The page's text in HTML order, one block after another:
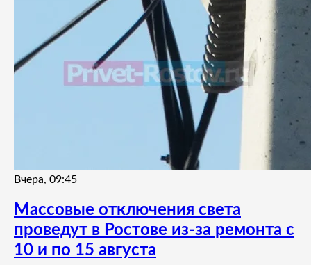
Вчера, 09:45
Массовые отключения света
проведут в Ростове из-за ремонта с
10 и по 15 августа